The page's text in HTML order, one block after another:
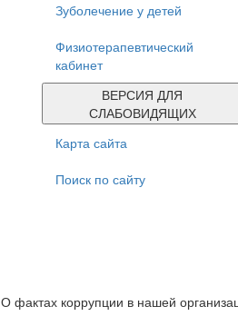
Зуболечение у детей
Физиотерапевтический
кабинет
ВЕРСИЯ ДЛЯ
СЛАБОВИДЯЩИХ
Карта сайта
Поиск по сайту
О фактах коррупции в нашей